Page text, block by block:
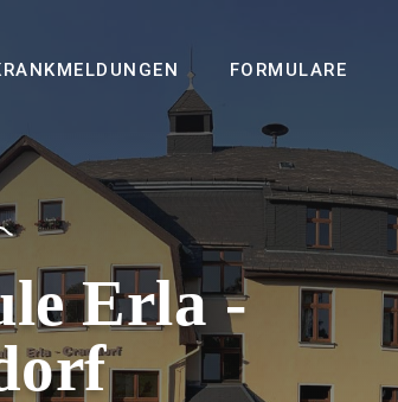
FORMULARE
Erla -